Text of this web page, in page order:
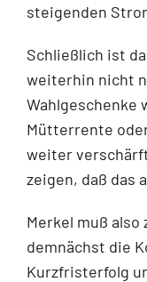
steigenden
Schließlich ist
weiterhin nicht
Wahlgeschenke
Mütterrente
weiter
zeigen, daß das
Merkel muß
demnächst die
Kurzfristerfolg